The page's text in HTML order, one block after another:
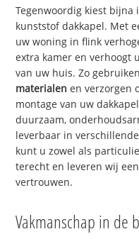
Tegenwoordig kiest bijna
kunststof dakkapel. Met
uw woning in flink
extra kamer en verhoogt
van uw huis. Zo
materialen en verzorgen
montage van uw
duurzaam,
leverbaar in
kunt u zowel als
terecht en leveren wij
vertrouwen.
Vakmanschap in de